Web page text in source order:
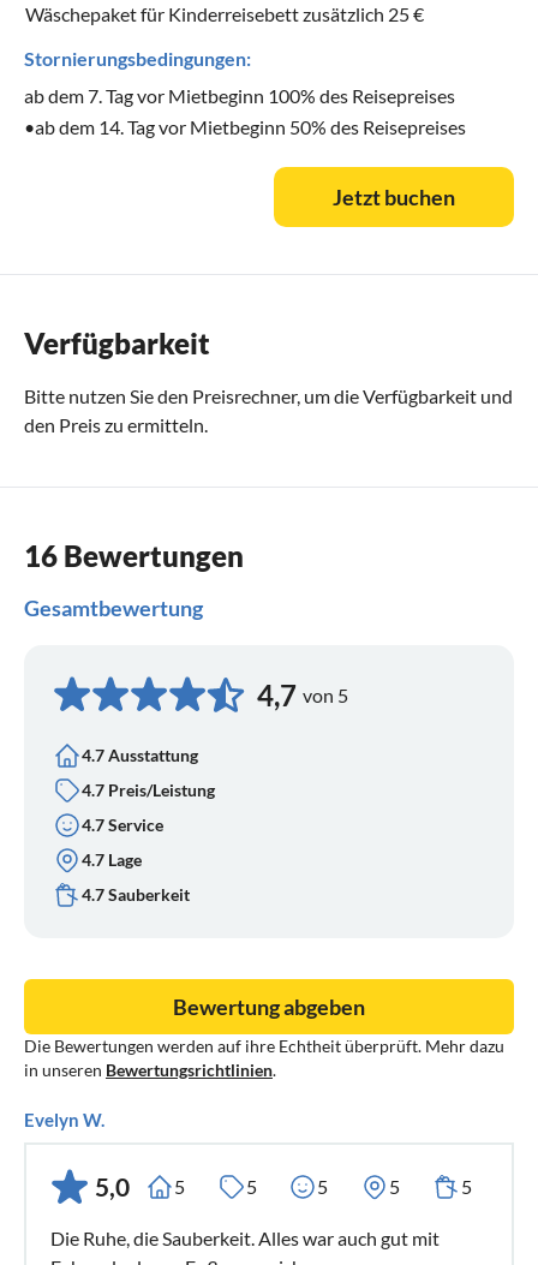
Wäschepaket für Kinderreisebett zusätzlich 25 €
Stornierungsbedingungen:
ab dem 7. Tag vor Mietbeginn 100% des Reisepreises
•ab dem 14. Tag vor Mietbeginn 50% des Reisepreises
Jetzt buchen
Verfügbarkeit
Bitte nutzen Sie den Preisrechner, um die Verfügbarkeit und
den Preis zu ermitteln.
16 Bewertungen
Gesamtbewertung
4,7 von 5
4.7 Ausstattung
4.7 Preis/Leistung
4.7 Service
4.7 Lage
4.7 Sauberkeit
Die Bewertungen werden auf ihre Echtheit überprüft. Mehr dazu
in unseren Bewertungsrichtlinien.
Bewertung abgeben
Evelyn W.
5,0 5 5 5 5 5
Die Ruhe, die Sauberkeit. Alles war auch gut mit